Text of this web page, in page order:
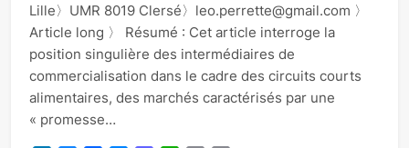
Lille〉UMR 8019 Clersé〉leo.perrette@gmail.com 〉
Article long 〉 Résumé : Cet article interroge la
position singulière des intermédiaires de
commercialisation dans le cadre des circuits courts
alimentaires, des marchés caractérisés par une
« promesse…